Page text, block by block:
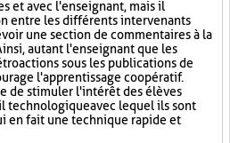
et avec l'enseignant, mais il
entre les différents intervenants
une section de commentaires à la
autant l'enseignant que les
sous les publications de
l'apprentissage coopératif.
de stimuler l'intérêt des élèves
technologique avec lequel ils sont
en fait une technique rapide et